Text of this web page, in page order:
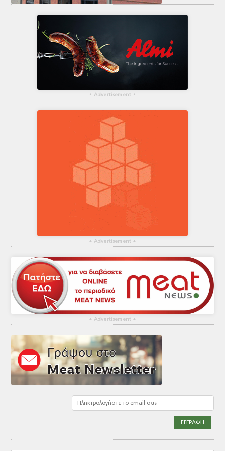
▴ Advertisement ▴
▴ Advertisement ▴
▴ Advertisement ▴